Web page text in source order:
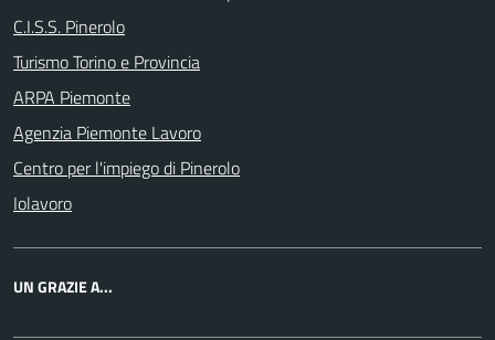
C.I.S.S. Pinerolo
Turismo Torino e Provincia
ARPA Piemonte
Agenzia Piemonte Lavoro
Centro per l'impiego di Pinerolo
Iolavoro
UN GRAZIE A...